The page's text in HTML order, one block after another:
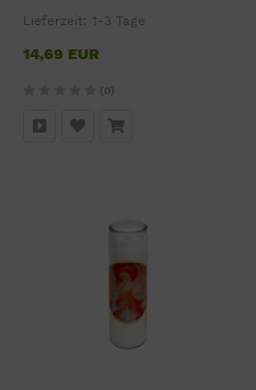
Lieferzeit: 1-3 Tage
14,69 EUR
(0)